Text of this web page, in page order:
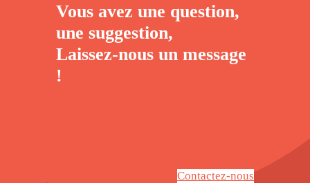
Vous avez une question,
une suggestion,
Laissez-nous un message
!
Contactez-nous